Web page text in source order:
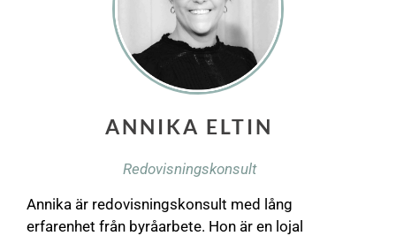
ANNIKA ELTIN
Redovisningskonsult
Annika är redovisningskonsult med lång
erfarenhet från byråarbete. Hon är en lojal